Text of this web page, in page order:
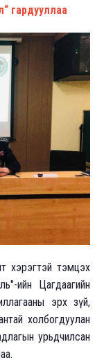
гардууллаа
хэрэгтэй тэмцэх
ийн Цагдаагийн
эрх зүй,
холбогдуулан
урьдчилсан